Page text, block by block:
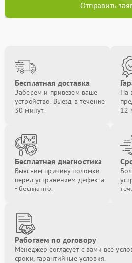
Отправить
Бесплатная доставка
Заберем и привезем ваше
устройство. Выезд в течение
30 минут.
На
12
Бесплатная диагностика
Выясним причину поломки
перед устранением дефекта
- бесплатно.
Работаем по договору
Менеджер согласует с вами все
сроки, гарантийные условия.